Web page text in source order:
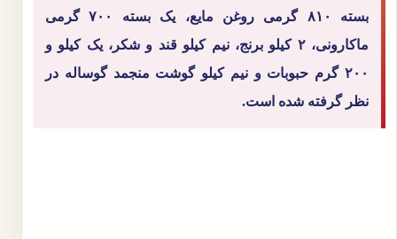
بسته ۸۱۰ گرمی روغن مایع، یک بسته ۷۰۰ گرمی
ماکارونی، ۲ کیلو برنج، نیم کیلو قند و شکر، یک کیلو و
۲۰۰ گرم حبوبات و نیم کیلو گوشت منجمد گوساله در
نظر گرفته شده است.